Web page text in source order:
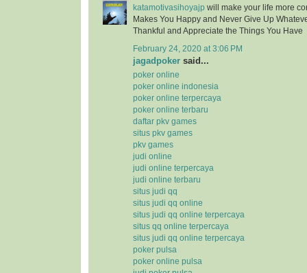
katamotivasihoyajp will make your life more
Makes You Happy and Never Give Up
Thankful and Appreciate the Things You Have
February 24, 2020 at 3:06 PM
jagadpoker said...
poker online
poker online indonesia
poker online terpercaya
poker online terbaru
daftar pkv games
situs pkv games
pkv games
judi online
judi online terpercaya
judi online terbaru
situs judi qq
situs judi qq online
situs judi qq online terpercaya
situs qq online terpercaya
situs judi qq online terpercaya
poker pulsa
poker online pulsa